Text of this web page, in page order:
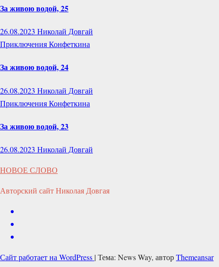
За живою водой, 25
26.08.2023 Николай Довгай
Приключения Конфеткина
За живою водой, 24
26.08.2023 Николай Довгай
Приключения Конфеткина
За живою водой, 23
26.08.2023 Николай Довгай
НОВОЕ СЛОВО
Авторский сайт Николая Довгая
Сайт работает на WordPress |Тема: News Way, авторThemeansar